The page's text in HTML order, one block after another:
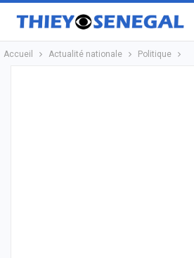
Accueil Actualité nationale Politique